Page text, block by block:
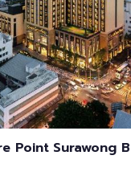
Point Surawong